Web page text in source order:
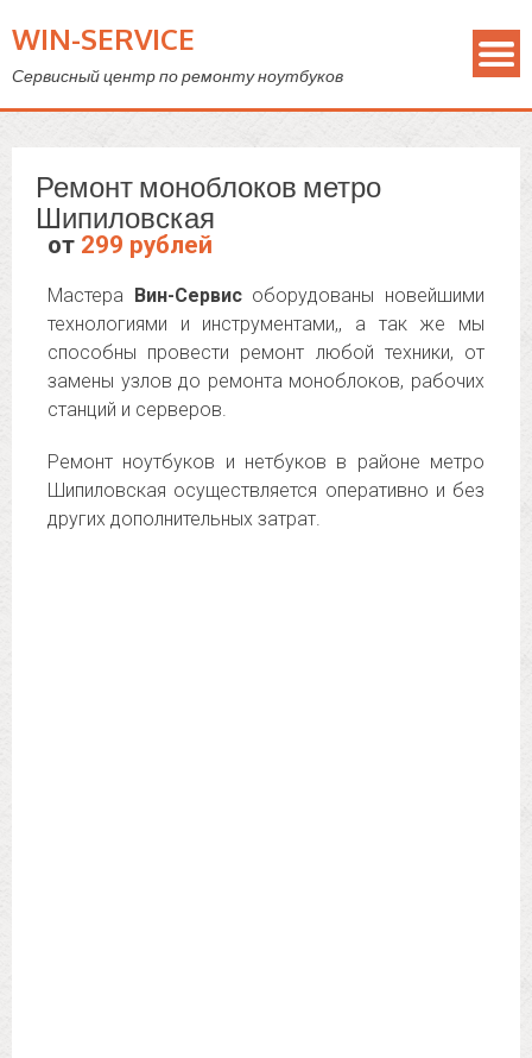
WIN-SERVICE
Сервисный центр по ремонту ноутбуков
Ремонт моноблоков метро
Шипиловская
от 299 рублей
Мастера Вин-Сервисоборудованы новейшими
технологиями и инструментами,, а так же мы
способны провести ремонт любой техники, от
замены узлов до ремонта моноблоков, рабочих
станций и серверов.
Ремонт ноутбуков и нетбуков в районе метро
Шипиловская осуществляется оперативно и без
других дополнительных затрат.